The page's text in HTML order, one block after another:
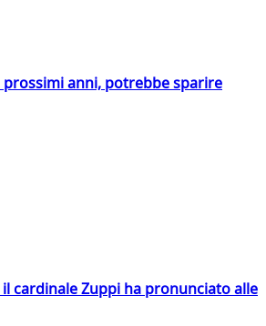
anni, potrebbe sparire
il cardinale Zuppi ha pronunciato alle